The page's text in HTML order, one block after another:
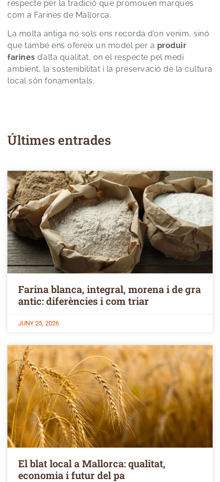
respecte per la tradició que promouen marques
com a Farines de Mallorca.
La molta antiga no sols ens recorda d’on venim, sinó
que també ens ofereix un model per a produir
farines d’alta qualitat, on el respecte pel medi
ambient, la sostenibilitat i la preservació de la cultura
local són fonamentals.
Últimes entrades
Farina blanca, integral, morena i de gra
antic: diferències i com triar
JUNY 25, 2026
El blat local a Mallorca: qualitat,
economia i futur del pa